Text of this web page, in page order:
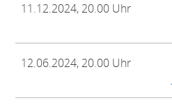
11.12.2024, 20.00 Uhr
12.06.2024, 20.00 Uhr